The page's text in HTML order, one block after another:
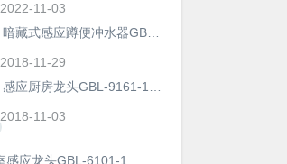
2022-11-03
2018-11-29
2018-11-03